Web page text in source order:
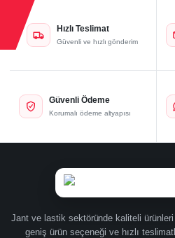
Hızlı Teslimat
Güvenli ve hızlı gönderim
Güvenli Ödeme
Korumalı ödeme altyapısı
Jant ve lastik sektöründe kaliteli
geniş ürün seçeneği ve hızlı